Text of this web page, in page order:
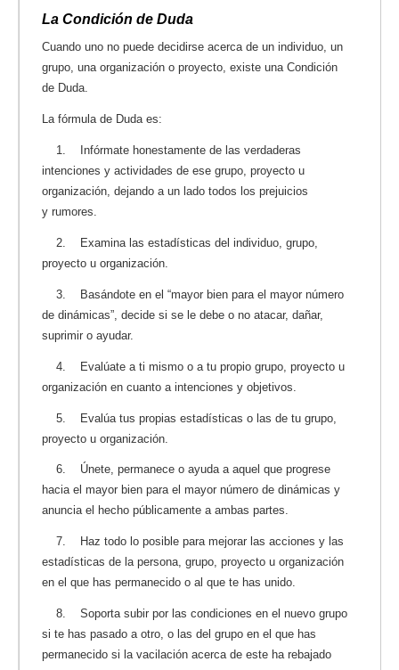
La Condición de Duda
Cuando uno no puede decidirse acerca de un individuo, un
grupo, una organización o proyecto, existe una Condición
de Duda.
La fórmula de Duda es:
1. Infórmate honestamente de las verdaderas
intenciones y actividades de ese grupo, proyecto u
organización, dejando a un lado todos los prejuicios
y rumores.
2. Examina las estadísticas del individuo, grupo,
proyecto u organización.
3. Basándote en el “mayor bien para el mayor número
de dinámicas”, decide si se le debe o no atacar, dañar,
suprimir o ayudar.
4. Evalúate a ti mismo o a tu propio grupo, proyecto u
organización en cuanto a intenciones y objetivos.
5. Evalúa tus propias estadísticas o las de tu grupo,
proyecto u organización.
6. Únete, permanece o ayuda a aquel que progrese
hacia el mayor bien para el mayor número de dinámicas y
anuncia el hecho públicamente a ambas partes.
7. Haz todo lo posible para mejorar las acciones y las
estadísticas de la persona, grupo, proyecto u organización
en el que has permanecido o al que te has unido.
8. Soporta subir por las condiciones en el nuevo grupo
si te has pasado a otro, o las del grupo en el que has
permanecido si la vacilación acerca de este ha rebajado